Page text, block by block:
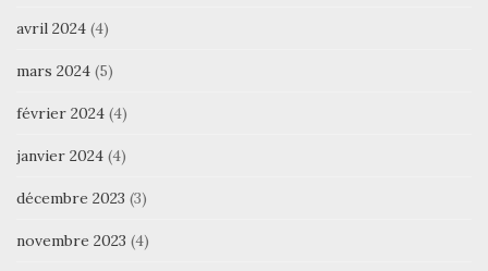
avril 2024 (4)
mars 2024 (5)
février 2024 (4)
janvier 2024 (4)
décembre 2023 (3)
novembre 2023 (4)